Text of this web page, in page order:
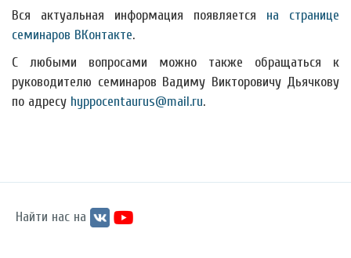
Вся актуальная информация появляется на странице
семинаров ВКонтакте.
С любыми вопросами можно также обращаться к
руководителю семинаров Вадиму Викторовичу Дьячкову
по адресу hyppocentaurus@mail.ru.
Найти нас на